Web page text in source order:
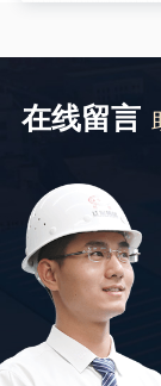
在线留言